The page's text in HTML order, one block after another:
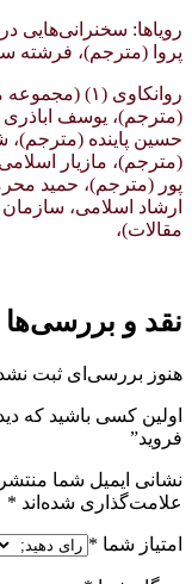
رویاها: سخنرانی‌هایی
پروا (مترجم)، فرشته
روانکاوی (۱)
(مترجم)، یوسف
حسین پاینده (مترجم)،
(مترجم)، مازیار
پور (مترجم)، حمید
مقالات)،
نقد و بررسی‌ها
هنوز بررسی‌ای ثبت
اولین کسی باشید که
فروید”
نشانی ایمیل شما
علامت‌گذاری شده‌اند *
امتیاز شما *